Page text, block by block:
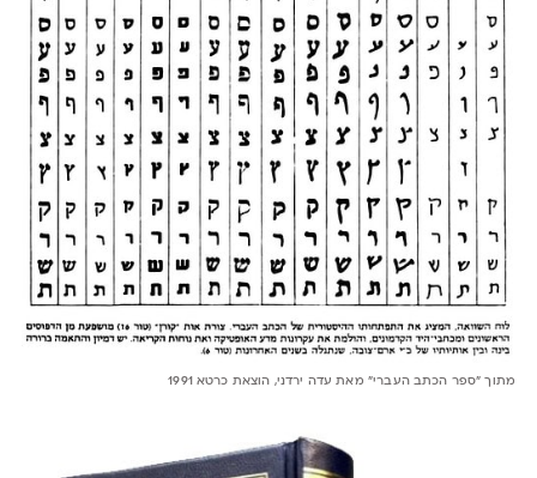
מתוך ״ספר הכתב העברי״ מאת עדה ירדני, הוצאת כרטא 1991